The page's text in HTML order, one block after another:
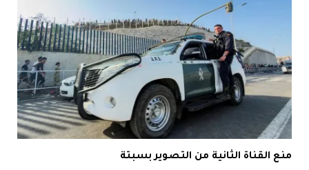
منع القناة الثانية من التصوير بسبتة